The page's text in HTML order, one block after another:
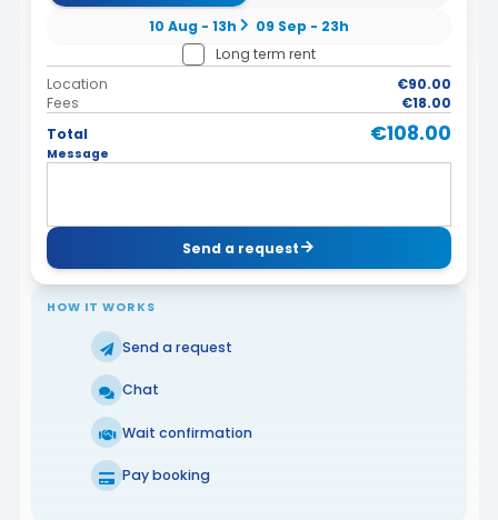
10 Aug - 13h
09 Sep - 23h
Long term rent
Location
€90.00
Fees
€18.00
Total
€108.00
Message
Send a request
HOW IT WORKS
Send a request
Chat
Wait confirmation
Pay booking